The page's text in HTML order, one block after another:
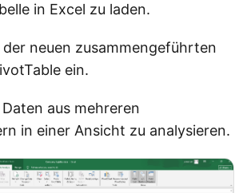
in Excel zu laden.
der neuen zusammengeführten
ein.
aus mehreren
in einer Ansicht zu analysieren.